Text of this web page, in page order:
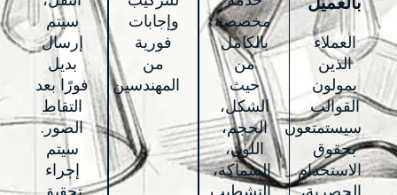
العملاء
الذين
يمولون
القوالب
سيستمتعون
بحقوق
الاستخدام
الحصرية،
مخصصة
بالكامل
من
حيث
الشكل،
الحجم،
اللون،
السماكة،
التشطيب
وإجابات
فورية
من
المهندسين
سيتم
إرسال
بديل
فورًا بعد
التقاط
الصور.
سيتم
إجراء
تحقيق